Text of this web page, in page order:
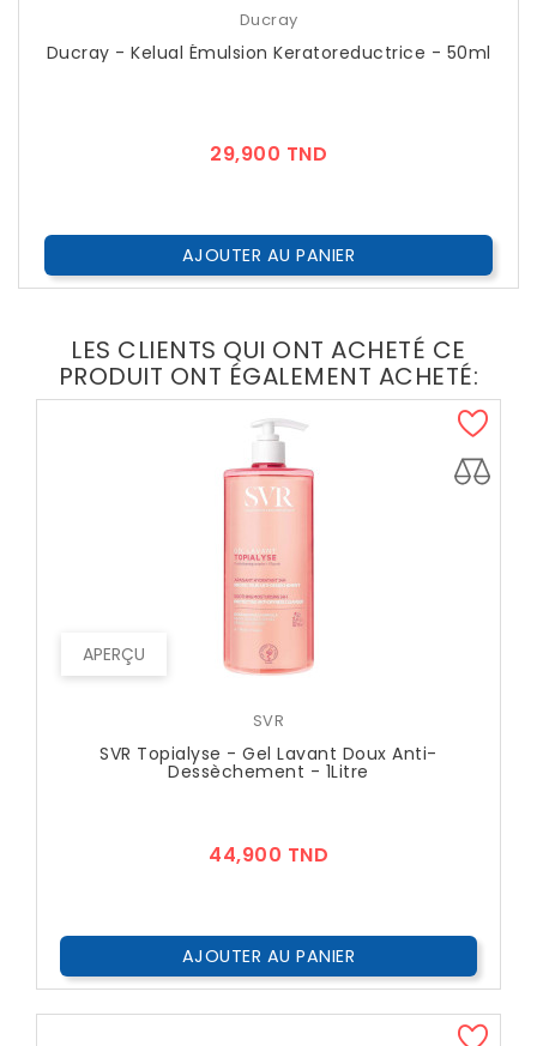
Ducray
Ducray - Kelual Émulsion Keratoreductrice - 50ml
29,900 TND
AJOUTER AU PANIER
LES CLIENTS QUI ONT ACHETÉ CE
PRODUIT ONT ÉGALEMENT ACHETÉ:
APERÇU
SVR
SVR Topialyse - Gel Lavant Doux Anti-
Dessèchement - 1Litre
44,900 TND
AJOUTER AU PANIER